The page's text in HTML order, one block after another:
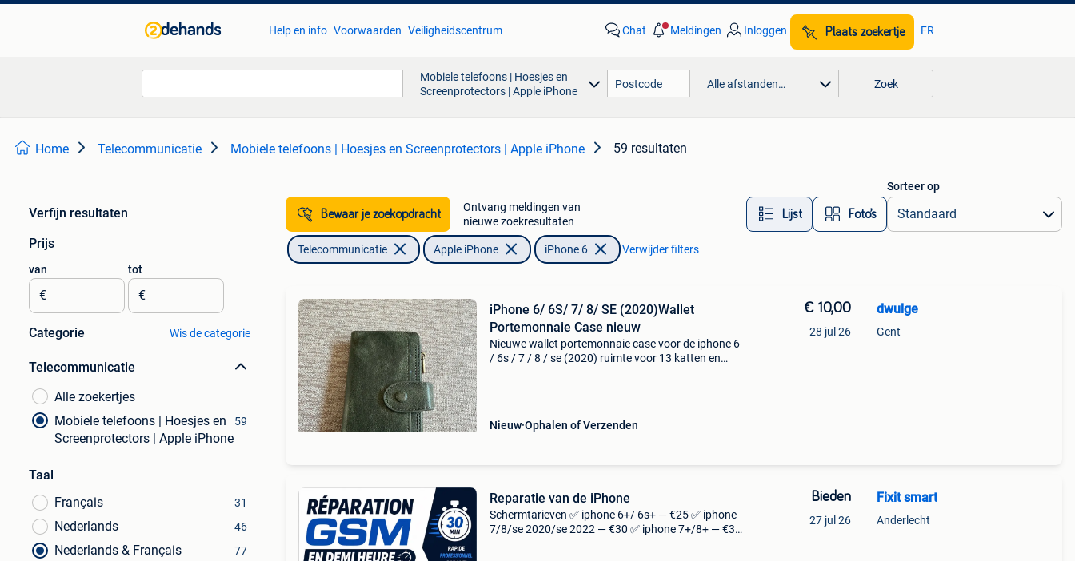
Help en info Voorwaarden Veiligheidscentrum Chat Meldingen Inloggen Plaats zoekertje FR
Mobiele telefoons | Hoesjes en
Screenprotectors | Apple iPhone
Alle afstanden… Zoek
Home Telecommunicatie Mobiele telefoons | Hoesjes en Screenprotectors | Apple iPhone 59 resultaten
Verfijn resultaten
Prijs
van
€
tot
€
Categorie Wis de categorie
Telecommunicatie
Alle zoekertjes
Mobiele telefoons | Hoesjes en
Screenprotectors | Apple iPhone
59
Taal
Français
31
Nederlands 46
Nederlands & Français 77
Bewaar je zoekopdracht
Ontvang meldingen van
nieuwe zoekresultaten
Lijst Foto’s
Sorteer op
Telecommunicatie Apple iPhone iPhone 6 Verwijder filters
iPhone 6/ 6S/ 7/ 8/ SE (2020)Wallet
Portemonnaie Case nieuw
Nieuwe wallet portemonnaie case voor de iphone 6
/ 6s / 7 / 8 / se (2020) ruimte voor 13 katten en
Nieuw Ophalen of Verzenden
€ 10,00
28 jul 26
dwulge
Gent
Reparatie van de iPhone
Schermtarieven ✅ iphone 6+/ 6s+ — €25 ✅ iphone
7/8/se 2020/se 2022 — €30 ✅ iphone 7+/8+ — €35
Bieden
27 jul 26
Fixit smart
Anderlecht